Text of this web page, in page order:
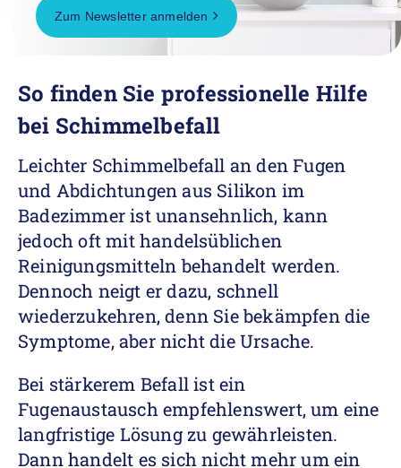
Zum Newsletter anmelden
So finden Sie professionelle Hilfe
bei Schimmelbefall
Leichter Schimmelbefall an den Fugen
und Abdichtungen aus Silikon im
Badezimmer ist unansehnlich, kann
jedoch oft mit handelsüblichen
Reinigungsmitteln behandelt werden.
Dennoch neigt er dazu, schnell
wiederzukehren, denn Sie bekämpfen die
Symptome, aber nicht die Ursache.
Bei stärkerem Befall ist ein
Fugenaustausch empfehlenswert, um eine
langfristige Lösung zu gewährleisten.
Dann handelt es sich nicht mehr um ein